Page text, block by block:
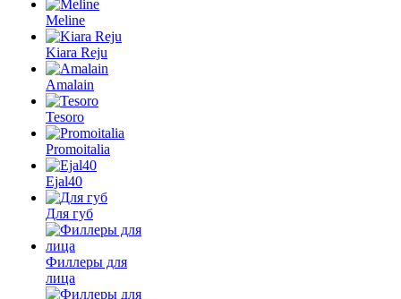
Meline
Kiara Reju
Amalain
Tesoro
Promoitalia
Ejal40
Для губ
Филлеры для
лица